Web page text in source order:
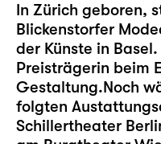
In Zürich geboren,
Blickenstorfer
der Künste in
Preisträgerin beim
Gestaltung.Noch
folgten
Schillertheater